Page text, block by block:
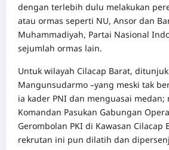
dengan terlebih dulu melakukan
atau ormas seperti NU, Ansor dan
Muhammadiyah, Partai Nasional
sejumlah ormas lain.
Untuk wilayah Cilacap Barat,
Mangunsudarmo –yang meski tak
ia kader PNI dan menguasai medan;
Komandan Pasukan Gabungan
Gerombolan PKI di Kawasan Cilacap
rekrutan ini pun dilatih dan